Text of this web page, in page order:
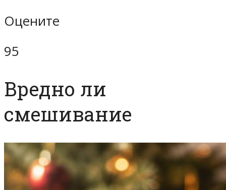
Оцените
95
Вредно ли
смешивание